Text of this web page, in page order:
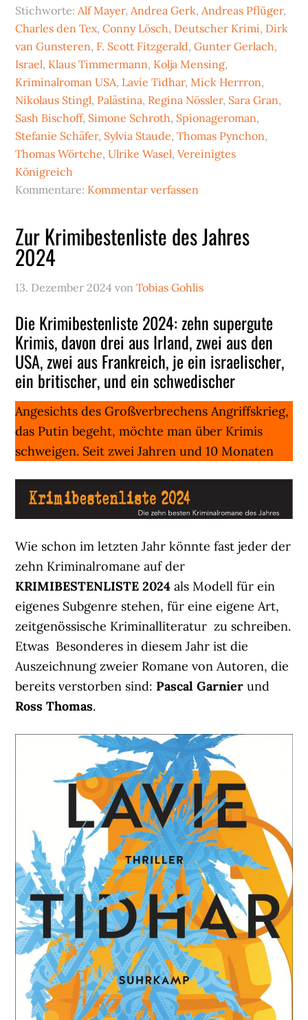
Stichworte: Alf Mayer, Andrea Gerk, Andreas Pflüger,
Charles den Tex,Conny Lösch, Deutscher Krimi, Dirk
van Gunsteren, F. Scott Fitzgerald,Gunter Gerlach,
Israel, Klaus Timmermann, Kolja Mensing,
Kriminalroman USA, Lavie Tidhar, Mick Herrron,
Nikolaus Stingl, Palästina, Regina Nössler, Sara Gran,
Sash Bischoff, Simone Schroth, Spionageroman,
Stefanie Schäfer, Sylvia Staude,Thomas Pynchon,
Thomas Wörtche,Ulrike Wasel,Vereinigtes
Königreich
Kommentare: Kommentar verfassen
Zur Krimibestenliste des Jahres
2024
13. Dezember 2024 vonTobias Gohlis
Die Krimibestenliste 2024: zehn supergute
Krimis, davon drei aus Irland, zwei aus den
USA, zwei aus Frankreich, je ein israelischer,
ein britischer, und ein schwedischer
Angesichts des Großverbrechens Angriffskrieg,
das Putin begeht, möchte man über Krimis
schweigen. Seit zwei Jahren und 10 Monaten
Wie schon im letzten Jahr könnte fast jeder der
zehn Kriminalromane auf der
KRIMIBESTENLISTE 2024 als Modell für ein
eigenes Subgenre stehen, für eine eigene Art,
zeitgenössische Kriminalliteratur zu schreiben.
Etwas Besonderes in diesem Jahr ist die
Auszeichnung zweier Romane von Autoren, die
bereits verstorben sind:Pascal Garnier und
Ross Thomas.